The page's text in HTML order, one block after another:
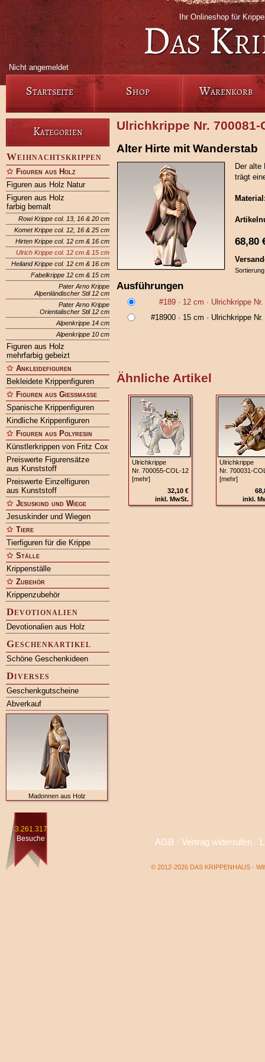
Ihr Onlineshop für
Das
Nicht angemeldet
Startseite Shop Warenkorb
Kategorien
Weihnachtskrippen
Figuren aus Holz
Figuren aus Holz Natur
Figuren aus Holz
farbig bemalt
Rowi Krippe col. 13, 16 & 20 cm
Komet Krippe col. 12, 16 & 25 cm
Hirten Krippe col. 12 cm & 16 cm
Ulrich Krippe col. 12 cm & 15 cm
Heiland Krippe col. 12 cm & 16 cm
Fabelkrippe 12 cm & 15 cm
Pater Arno Krippe
Alpenländischer Stil 12 cm
Pater Arno Krippe
Orientalischer Stil 12 cm
Alpenkrippe 14 cm
Alpenkrippe 10 cm
Figuren aus Holz
mehrfarbig gebeizt
Ankleidefiguren
Bekleidete Krippenfiguren
Figuren aus Gießmasse
Spanische Krippenfiguren
Kindliche Krippenfiguren
Figuren aus Polyresin
Künstlerkrippen von Fritz Cox
Preiswerte Figurensätze
aus Kunststoff
Preiswerte Einzelfiguren
aus Kunststoff
Jesuskind und Wiege
Jesuskinder und Wiegen
Tiere
Tierfiguren für die Krippe
Ställe
Krippenställe
Zubehör
Krippenzubehör
Devotionalien
Devotionalien aus Holz
Geschenkartikel
Schöne Geschenkideen
Diverses
Geschenkgutscheine
Abverkauf
Madonnen aus Holz
Ulrichkrippe Nr.
Alter Hirte mit Wanderstab
Der alte
trägt
68,80
Ausführungen
#189 · 12 cm · Ulrichkrippe Nr.
#18900 · 15 cm · Ulrichkrippe Nr.
Ähnliche Artikel
Ulrichkrippe
Nr. 700055‑COL‑12
[mehr]
32,10 €
inkl. MwSt.
Ulrichkrippe
Nr.
[mehr]
inkl.
3.261.317
Besuche
AGB · Vertrag widerrufen·
© 2012-2026 DAS KRIPPENHAUS ·